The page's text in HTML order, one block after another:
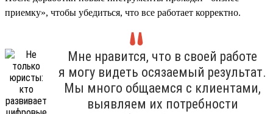
приемку», чтобы убедиться, что все работает корректно.
Мне нравится, что в своей работе
я могу видеть осязаемый результат.
Мы много общаемся с клиентами,
выявляем их потребности